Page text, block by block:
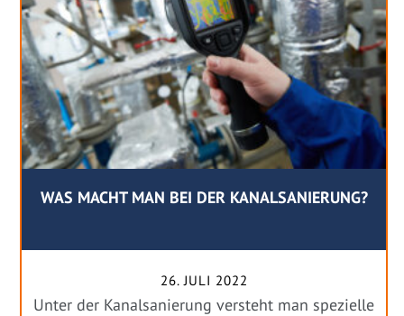
WAS MACHT MAN BEI DER KANALSANIERUNG?
26. JULI 2022
Unter der Kanalsanierung versteht man spezielle